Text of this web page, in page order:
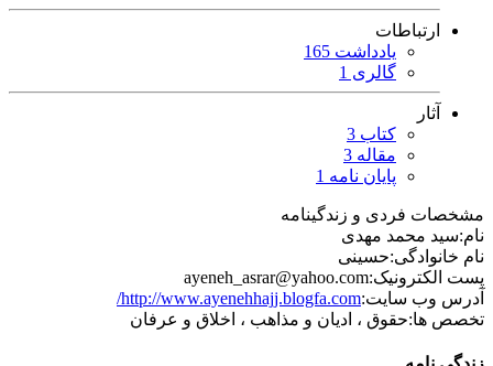
ارتباطات
یادداشت 165
گالری 1
آثار
کتاب 3
مقاله 3
پایان نامه 1
مشخصات فردی و زندگینامه
نام:سید محمد مهدی
نام خانوادگی:حسینی
پست الکترونیک:ayeneh_asrar@yahoo.com
آدرس وب سایت:http://www.ayenehhajj.blogfa.com/
تخصص ها:حقوق ، ادیان و مذاهب ، اخلاق و عرفان